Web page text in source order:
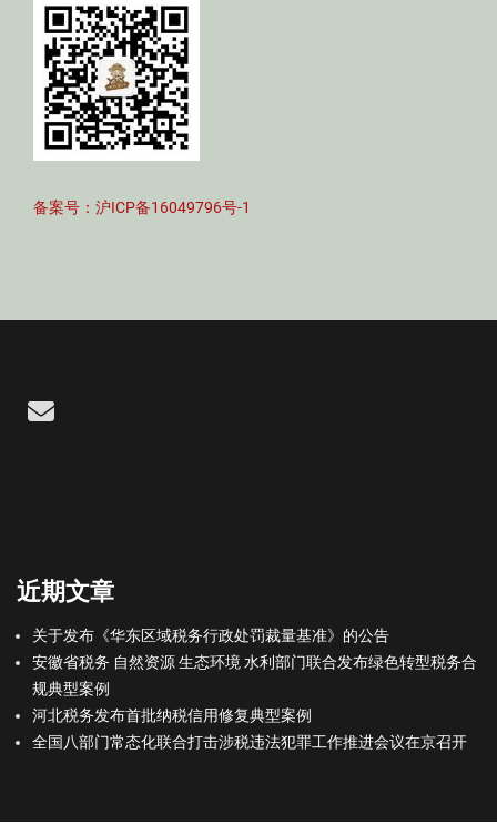
备案号：沪ICP备16049796号-1
Email
近期文章
关于发布《华东区域税务行政处罚裁量基准》的公告
安徽省税务 自然资源 生态环境 水利部门联合发布绿色转型税务合
规典型案例
河北税务发布首批纳税信用修复典型案例
全国八部门常态化联合打击涉税违法犯罪工作推进会议在京召开